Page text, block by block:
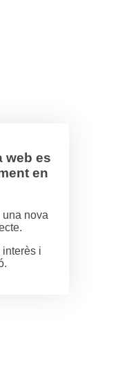
web es
en
una nova
i